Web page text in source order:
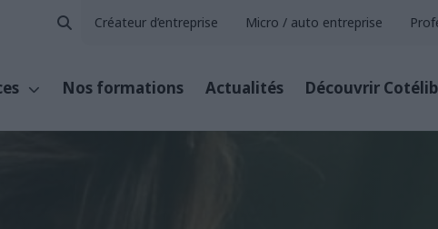
Créateur d’entreprise Micro / auto entreprise
Nos formations Actualités Découvrir Cotélib